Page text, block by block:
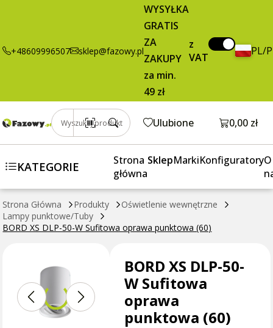
+48609996507 sklep@fazowy.pl
WYSYŁKA
GRATIS
ZA
ZAKUPY
za min.
49 zł
z
VAT
PL/
Wyszukaj produkt Ulubione Otwórz
0,00 zł
KATEGORIE
Strona
główna
SklepMarkiKonfiguratoryO
Strona Główna Produkty
Oświetlenie wewnętrzne
Lampy punktowe/Tuby
BORD XS DLP-50-W Sufitowa oprawa punktowa (60)
brutto / szt. Dodaj do koszyka
BORD XS DLP-50-
W Sufitowa
oprawa
punktowa (60)